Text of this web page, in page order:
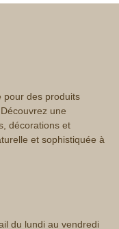
des produits
une
décorations et
et sophistiquée à
du lundi au vendredi